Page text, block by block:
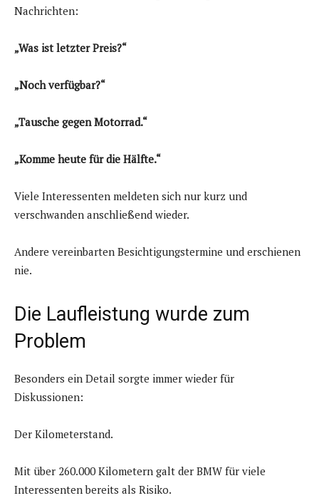
Nachrichten:
„Was ist letzter Preis?“
„Noch verfügbar?“
„Tausche gegen Motorrad.“
„Komme heute für die Hälfte.“
Viele Interessenten meldeten sich nur kurz und
verschwanden anschließend wieder.
Andere vereinbarten Besichtigungstermine und erschienen
nie.
Die Laufleistung wurde zum
Problem
Besonders ein Detail sorgte immer wieder für
Diskussionen:
Der Kilometerstand.
Mit über 260.000 Kilometern galt der BMW für viele
Interessenten bereits als Risiko.